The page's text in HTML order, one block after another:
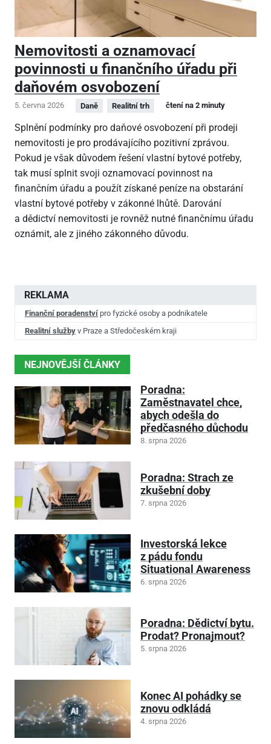
Nemovitosti a oznamovací
povinnosti u finančního úřadu při
daňovém osvobození
5. června 2026 Daně Realitní trh čtení na 2 minuty
Splnění podmínky pro daňové osvobození při prodeji
nemovitosti je pro prodávajícího pozitivní zprávou.
Pokud je však důvodem řešení vlastní bytové potřeby,
tak musí splnit svoji oznamovací povinnost na
finančním úřadu a použít získané peníze na obstarání
vlastní bytové potřeby v zákonné lhůtě. Darování
a dědictví nemovitosti je rovněž nutné finančnímu úřadu
oznámit, ale z jiného zákonného důvodu.
REKLAMA
Finanční poradenství pro fyzické osoby a podnikatele
Realitní služby v Praze a Středočeském kraji
NEJNOVĚJŠÍ ČLÁNKY
Poradna:
Zaměstnavatel chce,
abych odešla do
předčasného důchodu
8. srpna 2026
Poradna: Strach ze
zkušební doby
7. srpna 2026
Investorská lekce
z pádu fondu
Situational Awareness
6. srpna 2026
Poradna: Dědictví bytu.
Prodat? Pronajmout?
5. srpna 2026
Konec AI pohádky se
znovu odkládá
4. srpna 2026